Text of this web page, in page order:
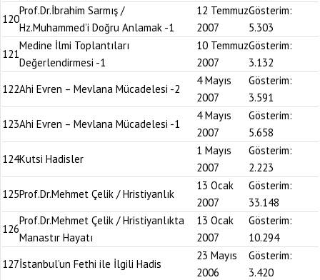
120
Prof.Dr.İbrahim Sarmış /
Hz.Muhammed’i Doğru Anlamak -1
12 Temmuz
2007
Gösterim:
5.303
121
Medine İlmi Toplantıları
Değerlendirmesi -1
10 Temmuz
2007
Gösterim:
3.132
122Ahi Evren – Mevlana Mücadelesi -2
4 Mayıs
2007
Gösterim:
3.591
123Ahi Evren – Mevlana Mücadelesi -1
4 Mayıs
2007
Gösterim:
5.658
124Kutsi Hadisler
1 Mayıs
2007
Gösterim:
2.223
125Prof.Dr.Mehmet Çelik / Hristiyanlık
13 Ocak
2007
Gösterim:
33.148
126
Prof.Dr.Mehmet Çelik / Hristiyanlıkta
Manastır Hayatı
13 Ocak
2007
Gösterim:
10.294
127İstanbul’un Fethi ile İlgili Hadis
23 Mayıs
2006
Gösterim:
3.420